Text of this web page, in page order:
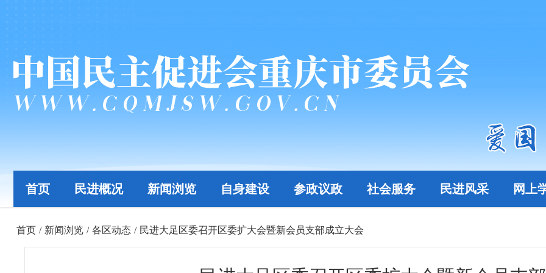
首页 民进概况 新闻浏览 自身建设 参政议政 社会服务 民进风采 网上
首页 / 新闻浏览 / 各区动态 / 民进大足区委召开区委扩大会暨新会员支部成立大会